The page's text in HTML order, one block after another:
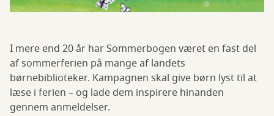
I mere end 20 år har Sommerbogen været en fast del
af sommerferien på mange af landets
børnebiblioteker. Kampagnen skal give børn lyst til at
læse i ferien – og lade dem inspirere hinanden
gennem anmeldelser.